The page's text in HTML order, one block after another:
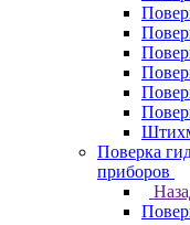
Поверка
приборов